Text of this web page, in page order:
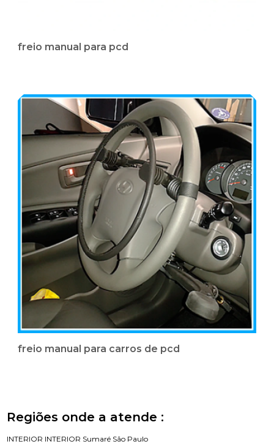
freio manual para pcd
freio manual para carros de pcd
Regiões onde a atende :
INTERIOR INTERIOR Sumaré São Paulo